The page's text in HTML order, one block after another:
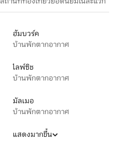
ฮัมบวร์ค
บ้านพักตากอากาศ
ไลพ์ซิช
บ้านพักตากอากาศ
มัลเมอ
บ้านพักตากอากาศ
แสดงมากขึ้น